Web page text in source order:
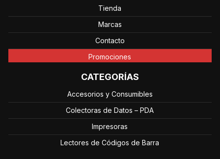
Tienda
Marcas
Contacto
Promociones
CATEGORÍAS
Accesorios y Consumibles
Colectoras de Datos – PDA
Impresoras
Lectores de Códigos de Barra